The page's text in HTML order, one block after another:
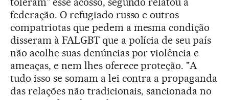
federação. O refugiado russo e outros
compatriotas que pedem a mesma condição
disseram à FALGBT que a polícia de seu país
não acolhe suas denúncias por violência e
ameaças, e nem lhes oferece proteção. "A
tudo isso se somam a lei contra a propaganda
das relações não tradicionais, sancionada no